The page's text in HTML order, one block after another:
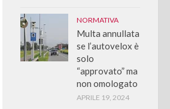
NORMATIVA
Multa annullata
se l’autovelox è
solo
“approvato” ma
non omologato
APRILE 19, 2024